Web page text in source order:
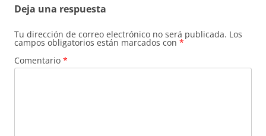
Deja una respuesta
Tu dirección de correo electrónico no será publicada. Los
campos obligatorios están marcados con *
Comentario *